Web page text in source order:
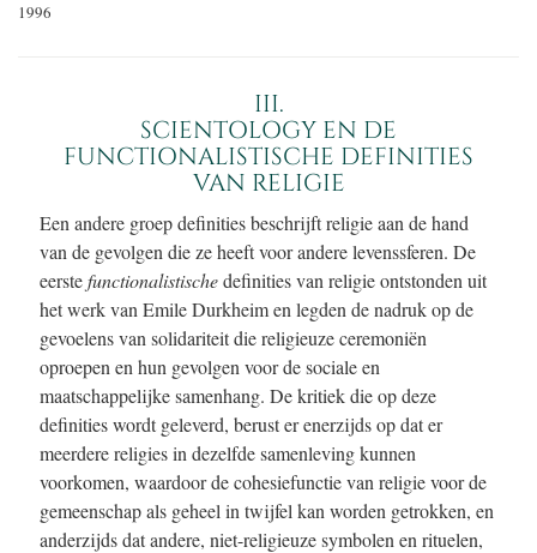
1996
III.
SCIENTOLOGY EN DE
FUNCTIONALISTISCHE DEFINITIES
VAN RELIGIE
Een andere groep definities beschrijft religie aan de hand
van de gevolgen die ze heeft voor andere levenssferen. De
eerstefunctionalistischedefinities van religie ontstonden uit
het werk van Emile Durkheim en legden de nadruk op de
gevoelens van solidariteit die religieuze ceremoniën
oproepen en hun gevolgen voor de sociale en
maatschappelijke samenhang. De kritiek die op deze
definities wordt geleverd, berust er enerzijds op dat er
meerdere religies in dezelfde samenleving kunnen
voorkomen, waardoor de cohesiefunctie van religie voor de
gemeenschap als geheel in twijfel kan worden getrokken, en
anderzijds dat andere, niet-religieuze symbolen en rituelen,